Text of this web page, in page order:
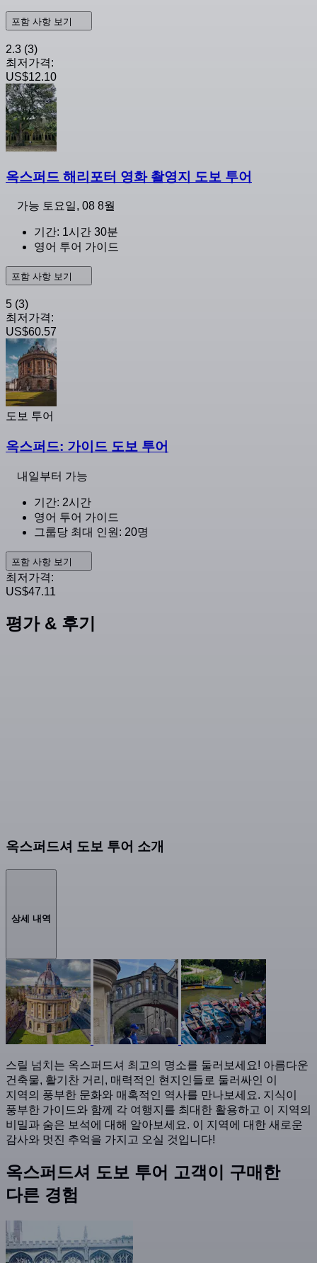
포함 사항 보기
2.3 (3)
최저가격:
US$12.10
옥스퍼드 해리포터 영화 촬영지 도보 투어
가능 토요일, 08 8월
기간: 1시간 30분
영어 투어 가이드
포함 사항 보기
5 (3)
최저가격:
US$60.57
도보 투어
옥스퍼드: 가이드 도보 투어
내일부터 가능
기간: 2시간
영어 투어 가이드
그룹당 최대 인원: 20명
포함 사항 보기
최저가격:
US$47.11
평가 & 후기
옥스퍼드셔 도보 투어 소개
상세 내역
스릴 넘치는 옥스퍼드셔 최고의 명소를 둘러보세요! 아름다운
건축물, 활기찬 거리, 매력적인 현지인들로 둘러싸인 이
지역의 풍부한 문화와 매혹적인 역사를 만나보세요. 지식이
풍부한 가이드와 함께 각 여행지를 최대한 활용하고 이 지역의
비밀과 숨은 보석에 대해 알아보세요. 이 지역에 대한 새로운
감사와 멋진 추억을 가지고 오실 것입니다!
옥스퍼드셔 도보 투어 고객이 구매한
다른 경험